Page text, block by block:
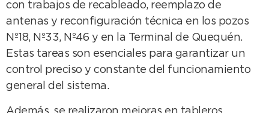
con trabajos de recableado, reemplazo de
antenas y reconfiguración técnica en los pozos
Nº18, Nº33, Nº46 y en la Terminal de Quequén.
Estas tareas son esenciales para garantizar un
control preciso y constante del funcionamiento
general del sistema.
Además, se realizaron mejoras en tableros